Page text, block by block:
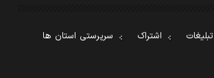
تبلیغات اشتراک
سرپرستی استان ها